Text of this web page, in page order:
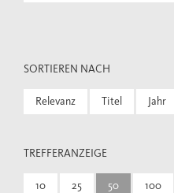
SORTIEREN NACH
Relevanz Titel Jahr
TREFFERANZEIGE
10 25 50 100